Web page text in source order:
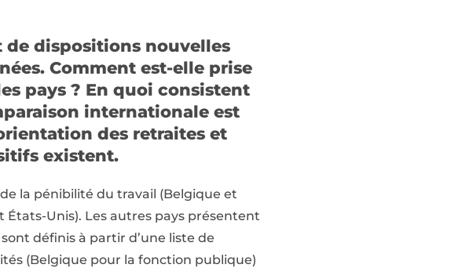
dispositions nouvelles
Comment est-elle prise
pays ? En quoi consistent
internationale est
des retraites et
existent.
la pénibilité du travail (Belgique et
États-Unis). Les autres pays présentent
définis à partir d’une liste de
(Belgique pour la fonction publique)